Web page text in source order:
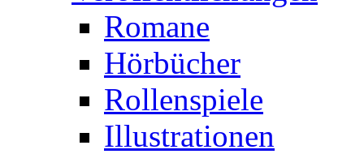
Romane
Hörbücher
Rollenspiele
Illustrationen